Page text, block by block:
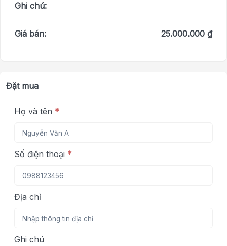
Ghi chú:
Giá bán: 25.000.000 ₫
Đặt mua
Họ và tên *
Số điện thoại *
Địa chỉ
Ghi chú